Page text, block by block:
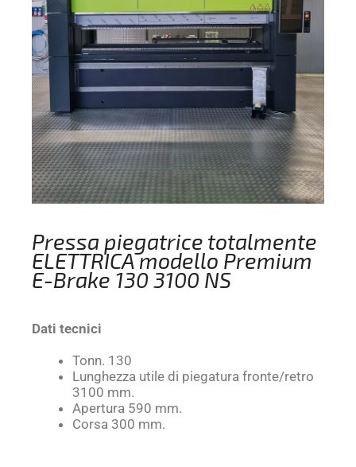
Pressa piegatrice totalmente
ELETTRICA modello Premium
E-Brake 130 3100 NS
Dati tecnici
Tonn. 130
Lunghezza utile di piegatura fronte/retro
3100 mm.
Apertura 590 mm.
Corsa 300 mm.